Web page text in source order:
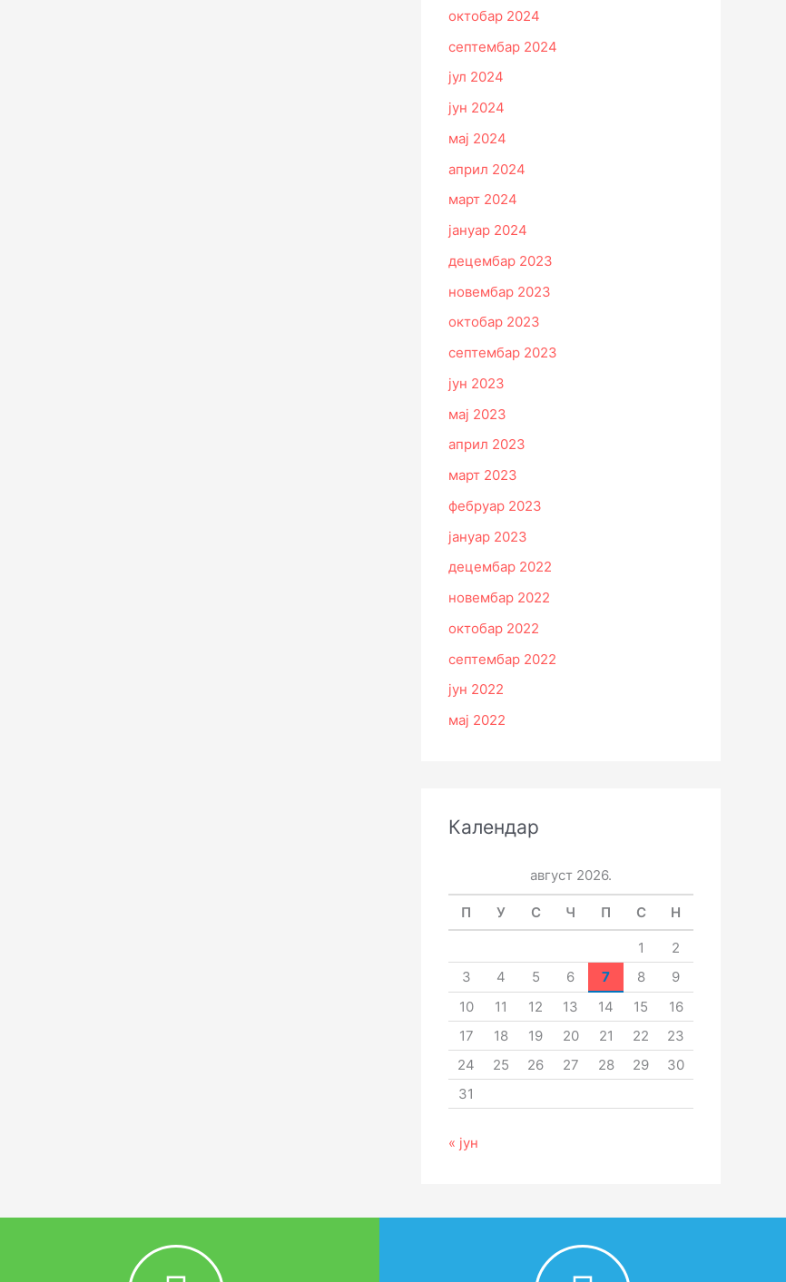
октобар 2024
септембар 2024
јул 2024
јун 2024
мај 2024
април 2024
март 2024
јануар 2024
децембар 2023
новембар 2023
октобар 2023
септембар 2023
јун 2023
мај 2023
април 2023
март 2023
фебруар 2023
јануар 2023
децембар 2022
новембар 2022
октобар 2022
септембар 2022
јун 2022
мај 2022
Календар
август 2026.
П У С Ч П С Н
1
2
3
4 5 6 7 8
9
10
11 12 13 14 15
16
17
18 19 20 21 22
23
24
25 26 27 28 29
30
31
« јун